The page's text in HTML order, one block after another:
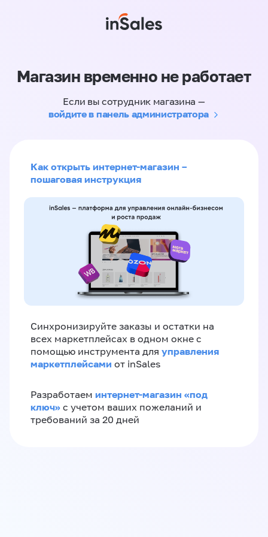
Магазин временно не работает
Если вы сотрудник магазина —
войдите в панель администратора
Как открыть интернет-магазин –
пошаговая инструкция
Синхронизируйте заказы и остатки на
всех маркетплейсах в одном окне с
помощью инструмента для управления
маркетплейсами от inSales
Разработаем интернет-магазин «‎под
ключ»‎ с учетом ваших пожеланий и
требований за 20 дней